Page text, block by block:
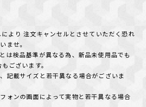
より 注文キャンセルとさせていただく恐れ
ませ。
は検品基準が異なる為、新品未使用品でも
ございます。
記載サイズと若干異なる場合がございま
ォンの画面によって実物と若干異なる場合